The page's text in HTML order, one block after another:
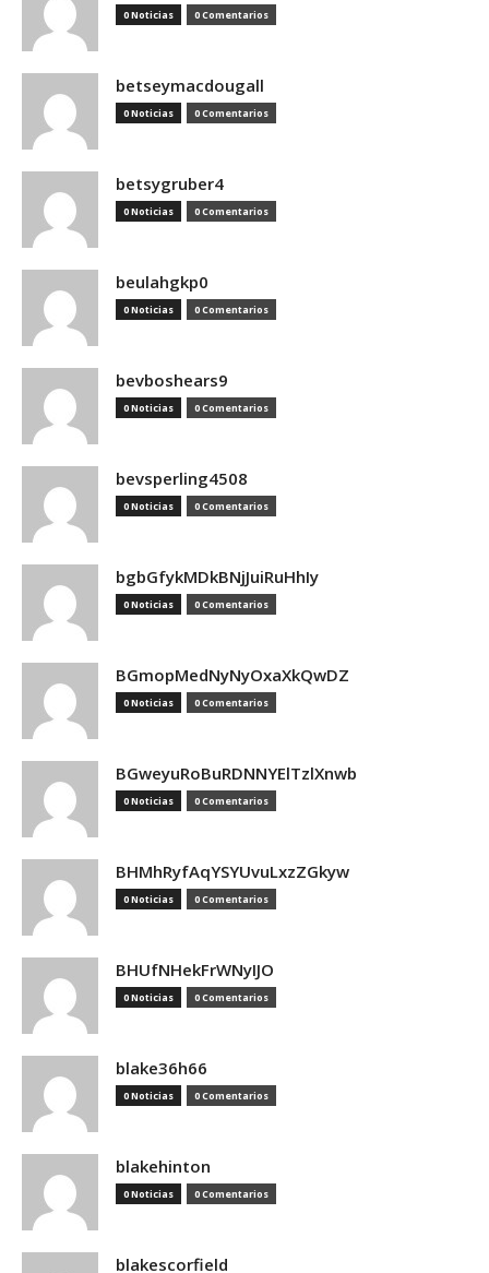
0 Noticias 0 Comentarios
betseymacdougall
0 Noticias 0 Comentarios
betsygruber4
0 Noticias 0 Comentarios
beulahgkp0
0 Noticias 0 Comentarios
bevboshears9
0 Noticias 0 Comentarios
bevsperling4508
0 Noticias 0 Comentarios
bgbGfykMDkBNjJuiRuHhIy
0 Noticias 0 Comentarios
BGmopMedNyNyOxaXkQwDZ
0 Noticias 0 Comentarios
BGweyuRoBuRDNNYElTzlXnwb
0 Noticias 0 Comentarios
BHMhRyfAqYSYUvuLxzZGkyw
0 Noticias 0 Comentarios
BHUfNHekFrWNyIJO
0 Noticias 0 Comentarios
blake36h66
0 Noticias 0 Comentarios
blakehinton
0 Noticias 0 Comentarios
blakescorfield